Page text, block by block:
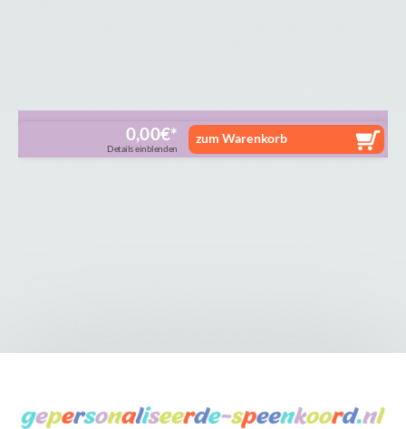
Winkelmandje
0,00€
Details einblenden
zum Warenkorb